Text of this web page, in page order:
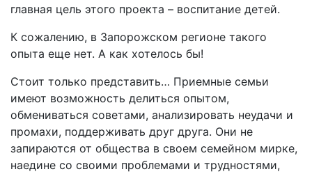
главная цель этого проекта – воспитание детей.
К сожалению, в Запорожском регионе такого
опыта еще нет. А как хотелось бы!
Стоит только представить… Приемные семьи
имеют возможность делиться опытом,
обмениваться советами, анализировать неудачи и
промахи, поддерживать друг друга. Они не
запираются от общества в своем семейном мирке,
наедине со своими проблемами и трудностями,